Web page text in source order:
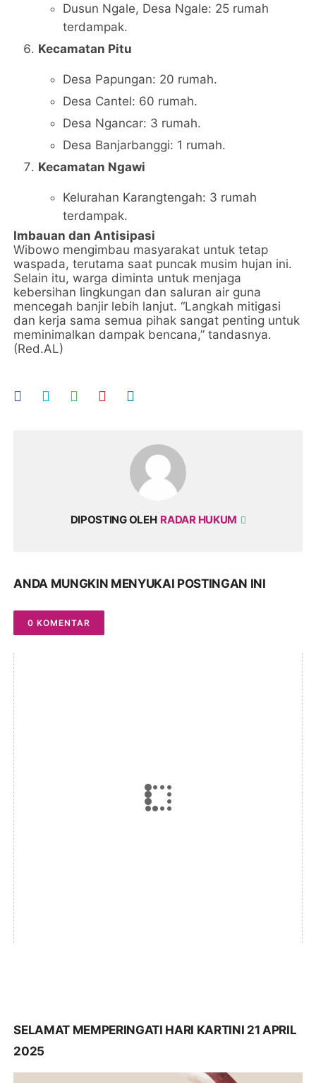
Dusun Ngale, Desa Ngale: 25 rumah
terdampak.
Kecamatan Pitu
Desa Papungan: 20 rumah.
Desa Cantel: 60 rumah.
Desa Ngancar: 3 rumah.
Desa Banjarbanggi: 1 rumah.
Kecamatan Ngawi
Kelurahan Karangtengah: 3 rumah
terdampak.
Imbauan dan Antisipasi
Wibowo mengimbau masyarakat untuk tetap
waspada, terutama saat puncak musim hujan ini.
Selain itu, warga diminta untuk menjaga
kebersihan lingkungan dan saluran air guna
mencegah banjir lebih lanjut. “Langkah mitigasi
dan kerja sama semua pihak sangat penting untuk
meminimalkan dampak bencana,” tandasnya.
(Red.AL)
DIPOSTING OLEH RADAR HUKUM
ANDA MUNGKIN MENYUKAI POSTINGAN INI
0 KOMENTAR
SELAMAT MEMPERINGATI HARI KARTINI 21 APRIL
2025